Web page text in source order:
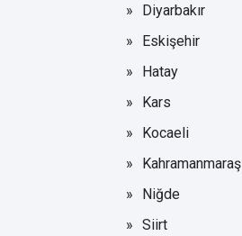
Diyarbakır
Eskişehir
Hatay
Kars
Kocaeli
Kahramanmaraş
Niğde
Siirt